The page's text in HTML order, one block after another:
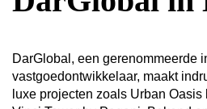
DarGlobal, een gerenommeerde
vastgoedontwikkelaar, maakt
luxe projecten zoals Urban